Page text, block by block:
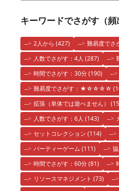
キーワードでさがす（頻
2人から (427) 難易度で
人数でさがす：4人 (287)
時間でさがす：30分(190)
難易度でさがす：★☆☆☆☆
拡張（単体では遊べません）
人数でさがす：6人 (143)
セットコレクション (114)
パーティーゲーム (111)
時間でさがす：60分(81)
リソースマネジメント (73)